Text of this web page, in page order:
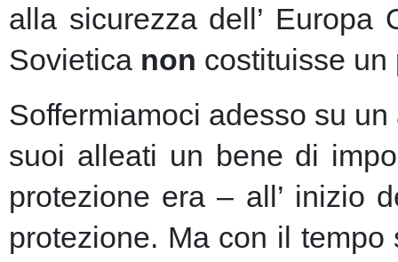
alla sicurezza dell’
Sovietica non costituisse un
Soffermiamoci adesso su
suoi alleati un bene di
protezione era – all’ inizio
protezione. Ma con il tempo